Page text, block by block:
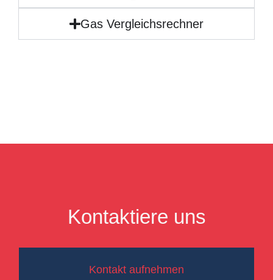
Gas Vergleichsrechner
Kontaktiere uns
Kontakt aufnehmen